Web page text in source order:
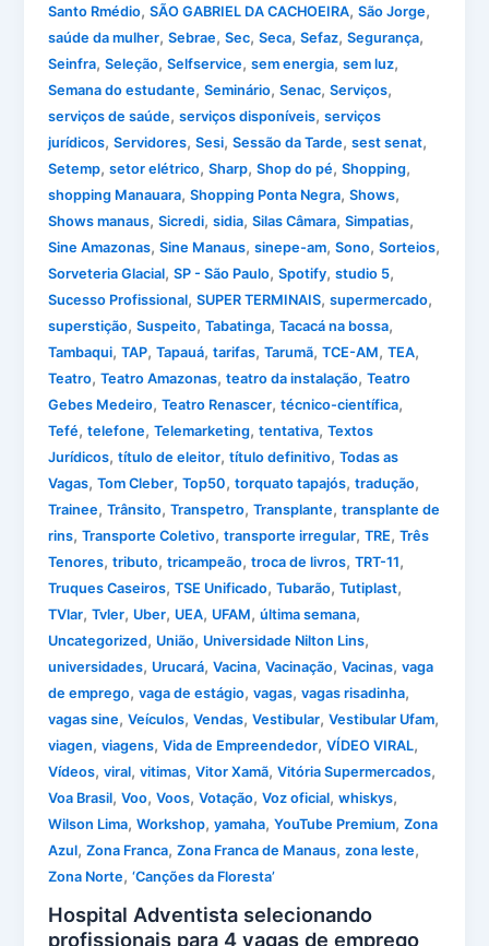
Santo Rmédio,SÃO GABRIEL DA CACHOEIRA,São Jorge,
saúde da mulher,Sebrae,Sec,Seca,Sefaz,Segurança,
Seinfra,Seleção,Selfservice,sem energia,sem luz,
Semana do estudante,Seminário,Senac,Serviços,
serviços de saúde,serviços disponíveis,serviços
jurídicos,Servidores,Sesi,Sessão da Tarde,sest senat,
Setemp,setor elétrico,Sharp,Shop do pé,Shopping,
shopping Manauara,Shopping Ponta Negra,Shows,
Shows manaus,Sicredi,sidia,Silas Câmara,Simpatias,
Sine Amazonas,Sine Manaus,sinepe-am,Sono,Sorteios,
Sorveteria Glacial,SP - São Paulo,Spotify,studio 5,
Sucesso Profissional,SUPER TERMINAIS,supermercado,
superstição,Suspeito,Tabatinga,Tacacá na bossa,
Tambaqui,TAP,Tapauá,tarifas,Tarumã,TCE-AM,TEA,
Teatro,Teatro Amazonas,teatro da instalação,Teatro
Gebes Medeiro,Teatro Renascer,técnico-científica,
Tefé,telefone,Telemarketing,tentativa,Textos
Jurídicos,título de eleitor,título definitivo,Todas as
Vagas,Tom Cleber,Top50,torquato tapajós,tradução,
Trainee,Trânsito,Transpetro,Transplante,transplante de
rins,Transporte Coletivo,transporte irregular,TRE,Três
Tenores,tributo,tricampeão,troca de livros,TRT-11,
Truques Caseiros,TSE Unificado,Tubarão,Tutiplast,
TVlar,Tvler, Uber, UEA, UFAM,última semana,
Uncategorized, União, Universidade Nilton Lins,
universidades, Urucará,Vacina,Vacinação,Vacinas,vaga
de emprego,vaga de estágio,vagas,vagas risadinha,
vagas sine,Veículos,Vendas,Vestibular,Vestibular Ufam,
viagen,viagens,Vida de Empreendedor,VÍDEO VIRAL,
Vídeos,viral,vitimas,Vitor Xamã,Vitória Supermercados,
Voa Brasil,Voo,Voos,Votação,Voz oficial,whiskys,
Wilson Lima,Workshop,yamaha,YouTube Premium,Zona
Azul,Zona Franca,Zona Franca de Manaus,zona leste,
Zona Norte,‘Canções da Floresta’
Hospital Adventista selecionando
profissionais para 4 vagas de emprego